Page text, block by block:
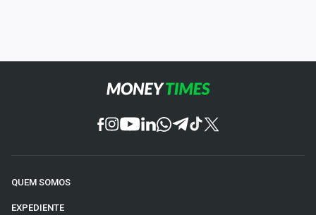
QUEM SOMOS
EXPEDIENTE